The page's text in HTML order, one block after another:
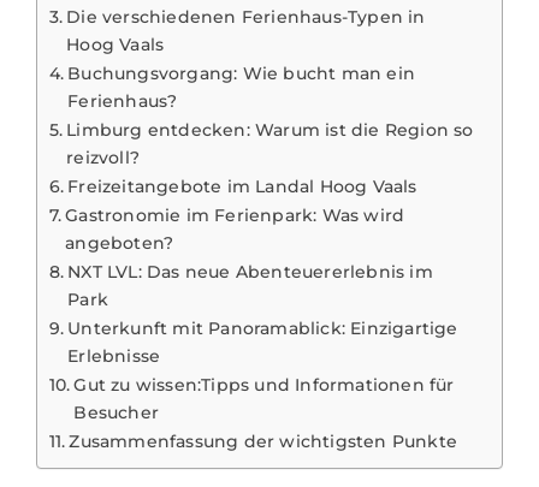
Die verschiedenen Ferienhaus-Typen in
Hoog Vaals
Buchungsvorgang: Wie bucht man ein
Ferienhaus?
Limburg entdecken: Warum ist die Region so
reizvoll?
Freizeitangebote im Landal Hoog Vaals
Gastronomie im Ferienpark: Was wird
angeboten?
NXT LVL: Das neue Abenteuererlebnis im
Park
Unterkunft mit Panoramablick: Einzigartige
Erlebnisse
Gut zu wissen:Tipps und Informationen für
Besucher
Zusammenfassung der wichtigsten Punkte